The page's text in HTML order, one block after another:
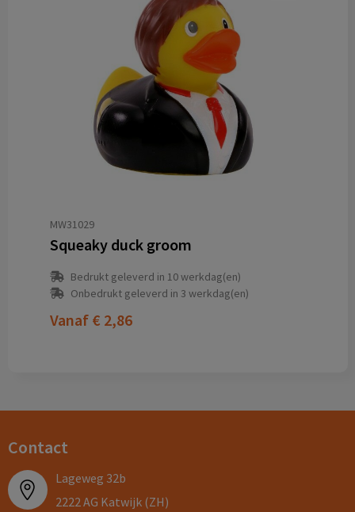
MW31029
Squeaky duck groom
Bedrukt geleverd in 10 werkdag(en)
Onbedrukt geleverd in 3 werkdag(en)
Vanaf € 2,86
Contact
Lageweg 32b
2222 AG Katwijk (ZH)